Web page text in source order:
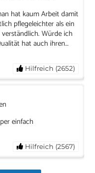
hat kaum Arbeit damit
pflegeleichter als ein
Würde ich
hat auch ihren
Hilfreich (2652)
einfach
Hilfreich (2567)